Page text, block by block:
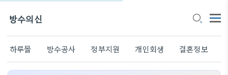
방수의신
하루몰 방수공사 정부지원 개인회생 결혼정보